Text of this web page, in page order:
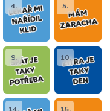
4. 5.
9. 10.